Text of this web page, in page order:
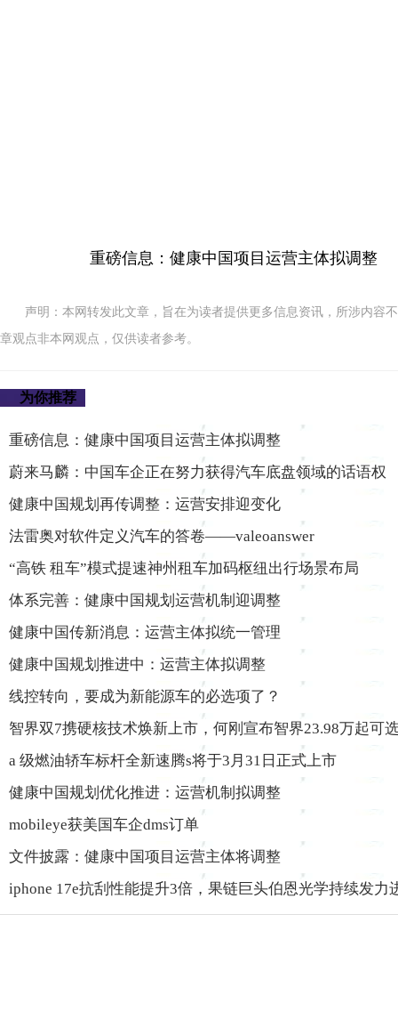
重磅信息：健康中国项目运营主体拟调整
声明：本网转发此文章，旨在为读者提供更多信息资讯，所涉内容
章观点非本网观点，仅供读者参考。
为你推荐
重磅信息：健康中国项目运营主体拟调整
蔚来马麟：中国车企正在努力获得汽车底盘领域的话语权
健康中国规划再传调整：运营安排迎变化
法雷奥对软件定义汽车的答卷——valeoanswer
“高铁 租车”模式提速神州租车加码枢纽出行场景布局
体系完善：健康中国规划运营机制迎调整
健康中国传新消息：运营主体拟统一管理
健康中国规划推进中：运营主体拟调整
线控转向，要成为新能源车的必选项了？
智界双7携硬核技术焕新上市，何刚宣布智界23.98万起可
a 级燃油轿车标杆全新速腾s将于3月31日正式上市
健康中国规划优化推进：运营机制拟调整
mobileye获美国车企dms订单
文件披露：健康中国项目运营主体将调整
iphone 17e抗刮性能提升3倍，果链巨头伯恩光学持续发力